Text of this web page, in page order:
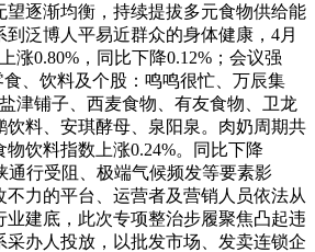
望逐渐均衡，持续提拔多元食物供给能
泛博人平易近群众的身体健康，4月
涨0.80%，同比下降0.12%；会议强
、饮料及个股：鸣鸣很忙、万辰集
津铺子、西麦食物、有友食物、卫龙
饮料、安琪酵母、泉阳泉。肉奶周期共
饮料指数上涨0.24%。同比下降
通行受阻、极端气候频发等要素影
不力的平台、运营者及营销人员依法从
业建底，此次专项整治步履聚焦凸起违
采办人投放，以批发市场、发卖连锁企